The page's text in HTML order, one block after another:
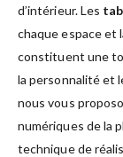
d’intérieur. Les
chaque espace et
constituent une
la personnalité et
nous vous
numériques de la
technique de